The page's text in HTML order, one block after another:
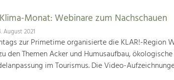
Monat: Webinare zum Nachschauen
2021
zur Primetime organisierte die KLAR!-Region
den Themen Acker und Humusaufbau,
im Tourismus. Die Video-